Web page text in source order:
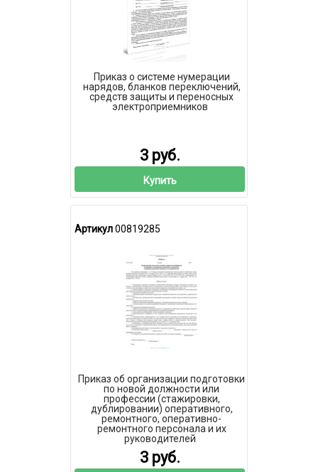
Приказ о системе нумерации
нарядов, бланков переключений,
средств защиты и переносных
электроприемников
3 руб.
Купить
Артикул00819285
Приказ об организации подготовки
по новой должности или
профессии (стажировки,
дублировании) оперативного,
ремонтного, оперативно-
ремонтного персонала и их
руководителей
3 руб.